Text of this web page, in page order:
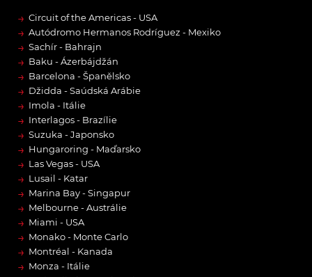
→ Circuit of the Americas - USA
→ Autódromo Hermanos Rodríguez - Mexiko
→ Sachír - Bahrajn
→ Baku - Ázerbájdžán
→ Barcelona - Španělsko
→ Džidda - Saúdská Arábie
→ Imola - Itálie
→ Interlagos - Brazílie
→ Suzuka - Japonsko
→ Hungaroring - Maďarsko
→ Las Vegas - USA
→ Lusail - Katar
→ Marina Bay - Singapur
→ Melbourne - Austrálie
→ Miami - USA
→ Monako - Monte Carlo
→ Montréal - Kanada
→ Monza - Itálie